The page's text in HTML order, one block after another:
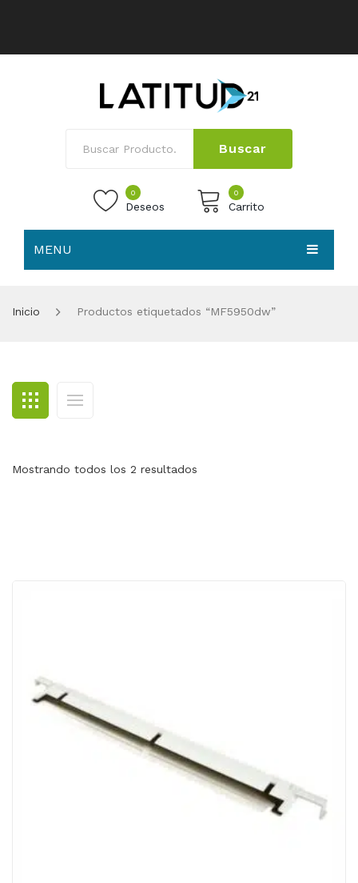
Buscar
0
Deseos
0
Carrito
MENU
BLOG
CONTACTO
Inicio Productos etiquetados “MF5950dw”
Mostrando todos los 2 resultados